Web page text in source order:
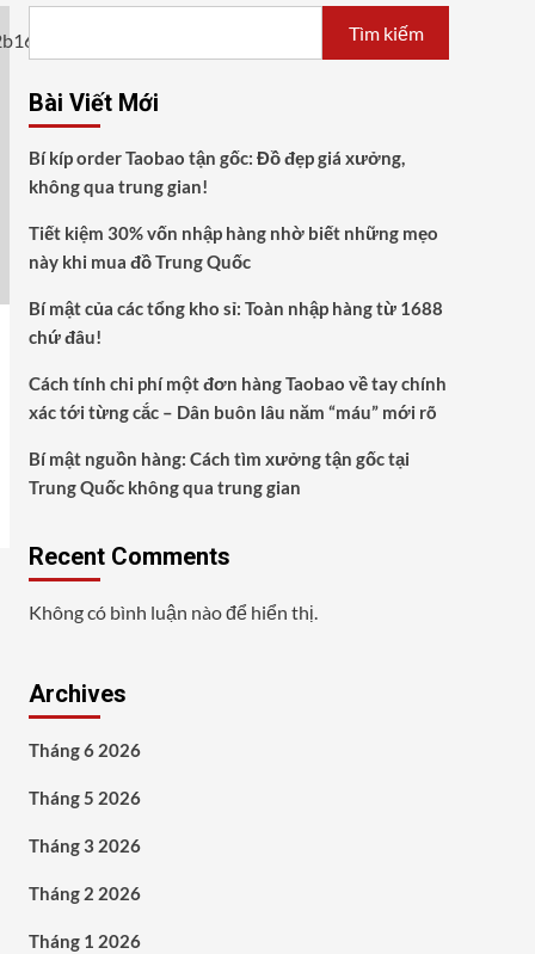
Tìm kiếm
Bài Viết Mới
Bí kíp order Taobao tận gốc: Đồ đẹp giá xưởng,
không qua trung gian!
Tiết kiệm 30% vốn nhập hàng nhờ biết những mẹo
này khi mua đồ Trung Quốc
Bí mật của các tổng kho sỉ: Toàn nhập hàng từ 1688
chứ đâu!
Cách tính chi phí một đơn hàng Taobao về tay chính
xác tới từng cắc – Dân buôn lâu năm “máu” mới rõ
Bí mật nguồn hàng: Cách tìm xưởng tận gốc tại
Trung Quốc không qua trung gian
Recent Comments
Không có bình luận nào để hiển thị.
Archives
Tháng 6 2026
Tháng 5 2026
Tháng 3 2026
Tháng 2 2026
Tháng 1 2026